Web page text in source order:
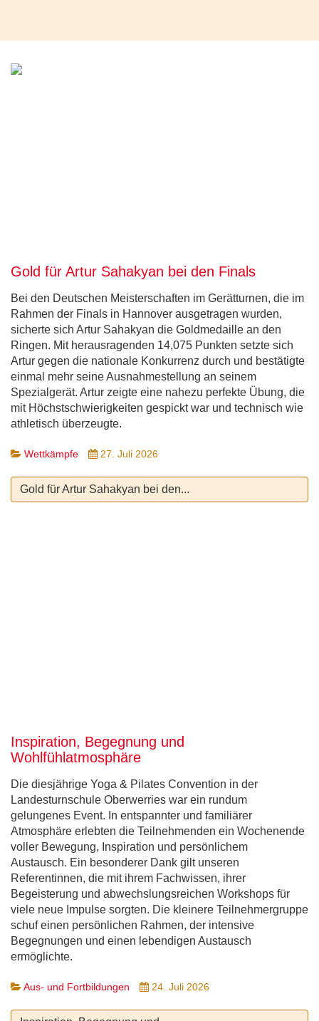
Gold für Artur Sahakyan bei den Finals
Bei den Deutschen Meisterschaften im Gerätturnen, die im
Rahmen der Finals in Hannover ausgetragen wurden,
sicherte sich Artur Sahakyan die Goldmedaille an den
Ringen. Mit herausragenden 14,075 Punkten setzte sich
Artur gegen die nationale Konkurrenz durch und bestätigte
einmal mehr seine Ausnahmestellung an seinem
Spezialgerät. Artur zeigte eine nahezu perfekte Übung, die
mit Höchstschwierigkeiten gespickt war und technisch wie
athletisch überzeugte.
Wettkämpfe 27. Juli 2026
Gold für Artur Sahakyan bei den...
Inspiration, Begegnung und
Wohlfühlatmosphäre
Die diesjährige Yoga & Pilates Convention in der
Landesturnschule Oberwerries war ein rundum
gelungenes Event. In entspannter und familiärer
Atmosphäre erlebten die Teilnehmenden ein Wochenende
voller Bewegung, Inspiration und persönlichem
Austausch. Ein besonderer Dank gilt unseren
Referentinnen, die mit ihrem Fachwissen, ihrer
Begeisterung und abwechslungsreichen Workshops für
viele neue Impulse sorgten. Die kleinere Teilnehmergruppe
schuf einen persönlichen Rahmen, der intensive
Begegnungen und einen lebendigen Austausch
ermöglichte.
Aus- und Fortbildungen 24. Juli 2026